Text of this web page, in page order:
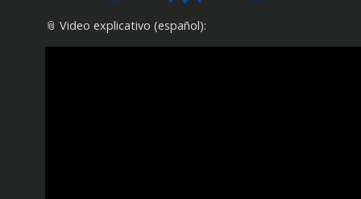
📎 Video explicativo (español):